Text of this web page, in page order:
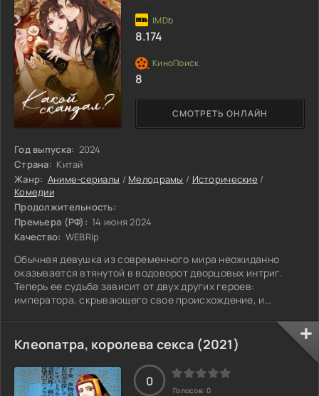
Год выпуска: 2024
Страна: Китай
Жанр: Аниме-сериалы / Мелодрамы / Исторические /
Комедии
Продолжительность:
Премьера (РФ): 14 июня 2024
Качество: WEBRip
Обычная девушка из современного мира неожиданно
оказывается втянутой в водоворот дворцовых интриг.
Теперь ее судьба зависит от двух других героев:
императора, скрывающего свое происхождение, и
книги. Чтобы выжить и предотвратить крах династии, Ю
Ваньинь приходится вступить в опасный союз с самым
могущественным человеком империи и бросить вызов
самой судьбе.
СМОТРЕТЬ ОНЛАЙН
8.174
8
Клеопатра, королева секса (2021)
0
Голосов: 0